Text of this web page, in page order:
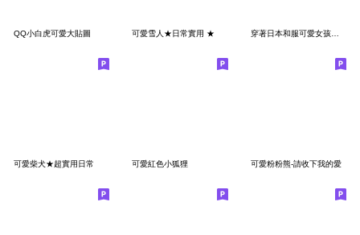
QQ小白虎可愛大貼圖 可愛雪人★日常實用 ★ 穿著日本和服可愛女孩☆家人朋友實用
可愛柴犬★超實用日常 可愛紅色小狐狸 可愛粉粉熊-請收下我的愛